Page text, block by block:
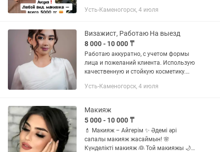
Усть-Каменогорск, 4 июля
Визажист, Работаю На выезд
8 000 - 10 000 ₸
Работаю аккуратно, с учетом формы
лица и пожеланий клиента. Использую
качественную и стойкую косметику.
Свадебный макияж — 10 000 тг
Усть-Каменогорск, 4 июля
Макияж
5 000 - 10 000 ₸
💄 Макияж – Айгерім ✨ Әдемі әрі
сапалы макияж жасаймын! 🌸
Күнделікті макияж 👰 Той макияжы 🌙